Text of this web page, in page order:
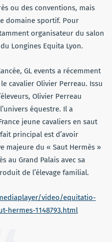
ou des conventions, mais
domaine sportif. Pour
organisateur du salon
Longines Equita Lyon.
GL events a récemment
cavalier Olivier Perreau. Issu
Olivier Perreau
équestre. Il a
jeune cavaliers en saut
principal est d’avoir
majeure du « Saut Hermès »
au Grand Palais avec sa
de l’élevage familial.
video/equitatio-
hermes-1148793.html